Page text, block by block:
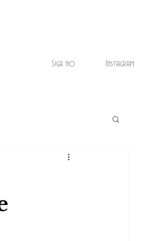
Siga no Instagram